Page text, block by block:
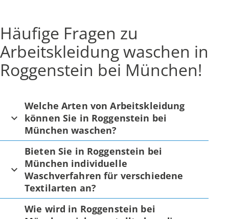
Häufige Fragen zu
Arbeitskleidung waschen in
Roggenstein bei München!
Welche Arten von Arbeitskleidung
können Sie in Roggenstein bei
München waschen?
Bieten Sie in Roggenstein bei
München individuelle
Waschverfahren für verschiedene
Textilarten an?
Wie wird in Roggenstein bei